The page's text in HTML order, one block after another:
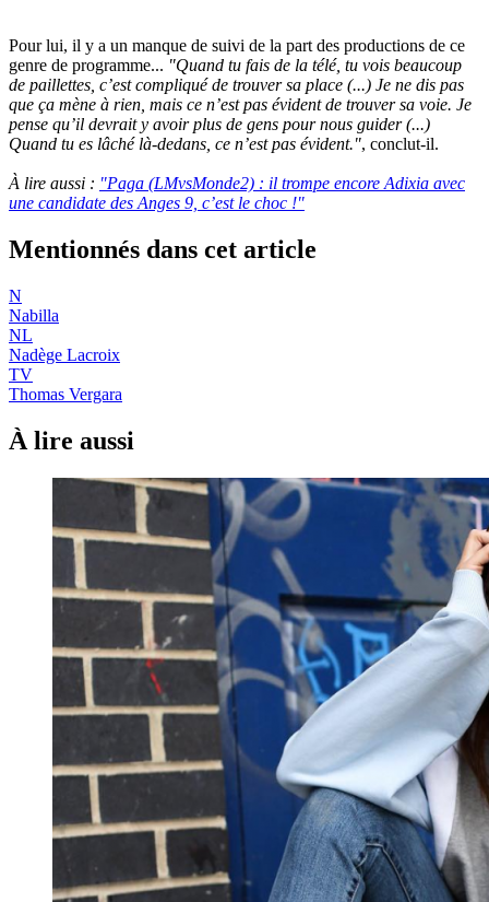
Pour lui, il y a un manque de suivi de la part des productions de ce
genre de programme... "Quand tu fais de la télé, tu vois beau­coup
de paillettes, c’est compliqué de trou­ver sa place (...) Je ne dis pas
que ça mène à rien, mais ce n’est pas évident de trou­ver sa voie. Je
pense qu’il devrait y avoir plus de gens pour nous guider (...)
Quand tu es lâché là-dedans, ce n’est pas évident.", conclut-il.
À lire aussi : "Paga (LMvsMonde2) : il trompe encore Adixia avec
une candidate des Anges 9, c’est le choc !"
Mentionnés dans cet article
N
Nabilla
NL
Nadège Lacroix
TV
Thomas Vergara
À lire aussi